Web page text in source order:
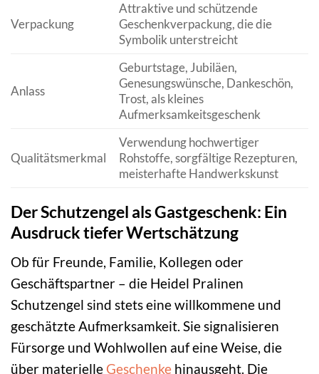
Verpackung
Attraktive und schützende
Geschenkverpackung, die die
Symbolik unterstreicht
Anlass
Geburtstage, Jubiläen,
Genesungswünsche, Dankeschön,
Trost, als kleines
Aufmerksamkeitsgeschenk
Qualitätsmerkmal
Verwendung hochwertiger
Rohstoffe, sorgfältige Rezepturen,
meisterhafte Handwerkskunst
Der Schutzengel als Gastgeschenk: Ein
Ausdruck tiefer Wertschätzung
Ob für Freunde, Familie, Kollegen oder
Geschäftspartner – die Heidel Pralinen
Schutzengel sind stets eine willkommene und
geschätzte Aufmerksamkeit. Sie signalisieren
Fürsorge und Wohlwollen auf eine Weise, die
über materielle Geschenke hinausgeht. Die